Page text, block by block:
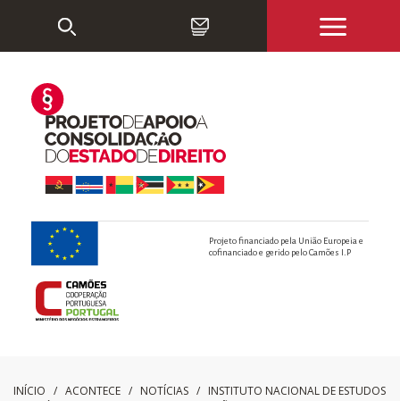
Projeto financiado pela União Europeia e
cofinanciado e gerido pelo Camões I.P
INÍCIO / ACONTECE / NOTÍCIAS / INSTITUTO NACIONAL DE ESTUDOS